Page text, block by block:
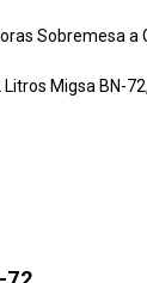
Sobremesa a
Litros Migsa BN-72,